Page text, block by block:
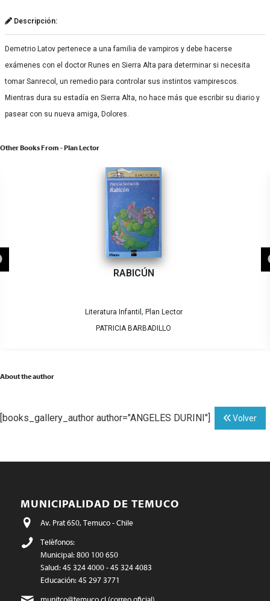
Descripción:
Demetrio Latov pertenece a una familia de vampiros y debe hacerse
exámenes con el doctor Runes en Sierra Alta para determinar si necesita
tomar Sanrecol, un remedio para controlar sus instintos vampirescos.
Mientras dura su estadía en Sierra Alta, no hace más que escribir su diario y
pasear con su nueva amiga, Dolores.
Other Books From - Plan Lector
RABICÚN
Literatura Infantil , Plan Lector
PATRICIA BARBADILLO
About the author
[books_gallery_author author="ANGELES DURINI"] Volver
MUNICIPALIDAD DE TEMUCO
Av. Prat 650, Temuco - Chile
Teléfonos:
Municipal: 800 100 650
Salud: 45 324 4000 - 45 324 4083
Educación: 45 297 3771